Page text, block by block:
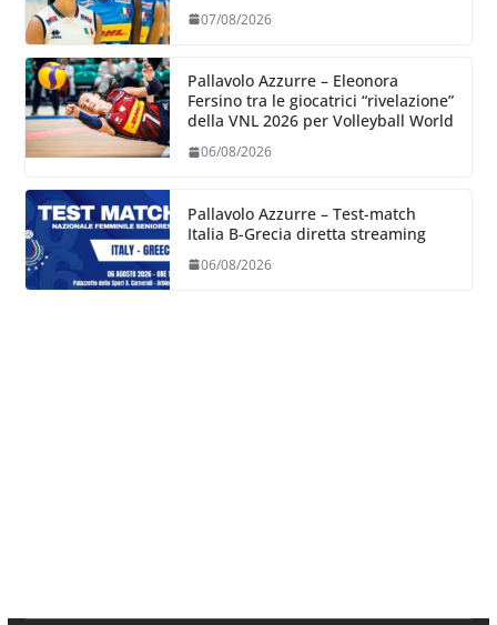
07/08/2026
Pallavolo Azzurre – Eleonora
Fersino tra le giocatrici “rivelazione”
della VNL 2026 per Volleyball World
06/08/2026
Pallavolo Azzurre – Test-match
Italia B-Grecia diretta streaming
06/08/2026